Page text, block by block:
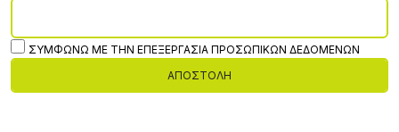
ΣΥΜΦΩΝΏ ΜΕ ΤΗΝ ΕΠΕΞΕΡΓΑΣΊΑ ΠΡΟΣΩΠΙΚΏΝ ΔΕΔΟΜΈΝΩΝ
ΑΠΟΣΤΟΛΉ